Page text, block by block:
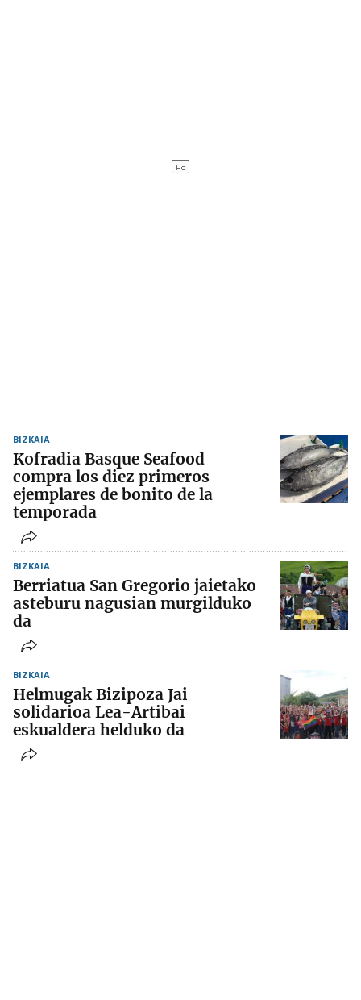
BIZKAIA
Kofradia Basque Seafood
compra los diez primeros
ejemplares de bonito de la
temporada
BIZKAIA
Berriatua San Gregorio jaietako
asteburu nagusian murgilduko
da
BIZKAIA
Helmugak Bizipoza Jai
solidarioa Lea-Artibai
eskualdera helduko da